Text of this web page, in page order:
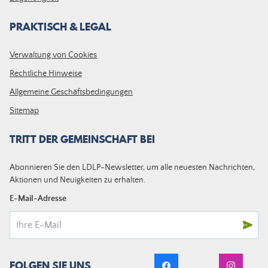
PRAKTISCH & LEGAL
Verwaltung von Cookies
Rechtliche Hinweise
Allgemeine Geschäftsbedingungen
Sitemap
TRITT DER GEMEINSCHAFT BEI
Abonnieren Sie den LDLP-Newsletter, um alle neuesten Nachrichten,
Aktionen und Neuigkeiten zu erhalten.
E-Mail-Adresse